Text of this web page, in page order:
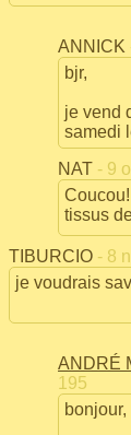
ANNICK
bjr,
je vend
samedi
NAT - 9
tissus
TIBURCIO - 8
je voudrais
ANDRÉ
195
bonjour,